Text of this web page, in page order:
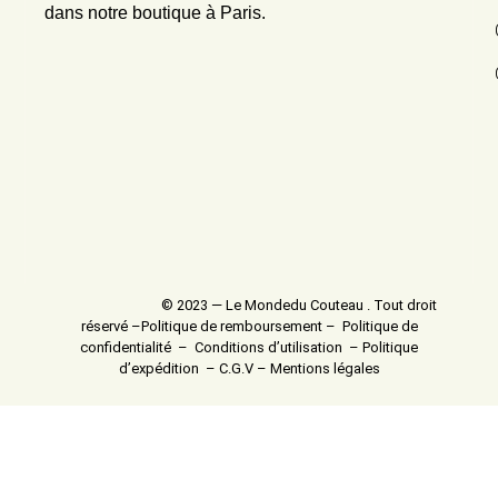
dans notre boutique à Paris.
© 2023 — Le Mondedu Couteau . Tout droit
réservé –Politique de remboursement – Politique de
confidentialité – Conditions d’utilisation – Politique
d’expédition – C.G.V– Mentions légales